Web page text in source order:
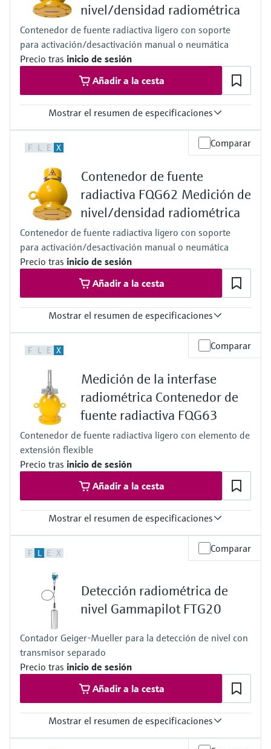
nivel/densidad radiométrica
Contenedor de fuente radiactiva ligero con soporte
para activación/desactivación manual o neumática
Precio tras inicio de sesión
Añadir a la cesta
Mostrar el resumen de especificaciones
Cualquiera
Cualquiera
Principales partes húmedas
Sin contacto
F L E X Comparar
Contenedor de fuente
radiactiva FQG62 Medición de
nivel/densidad radiométrica
Contenedor de fuente radiactiva ligero con soporte
para activación/desactivación manual o neumática
Precio tras inicio de sesión
Añadir a la cesta
Mostrar el resumen de especificaciones
Cualquiera
Cualquiera
Principales partes húmedas
Sin contacto
F L E X Comparar
Medición de la interfase
radiométrica Contenedor de
fuente radiactiva FQG63
Contenedor de fuente radiactiva ligero con elemento de
extensión flexible
Precio tras inicio de sesión
Añadir a la cesta
Mostrar el resumen de especificaciones
máx.. 400°C (752°F)
Cualquier (tubo de inmersión)
Principales partes húmedas
Sin contacto
F L E X Comparar
Detección radiométrica de
nivel Gammapilot FTG20
Contador Geiger-Mueller para la detección de nivel con
transmisor separado
Precio tras inicio de sesión
Añadir a la cesta
Mostrar el resumen de especificaciones